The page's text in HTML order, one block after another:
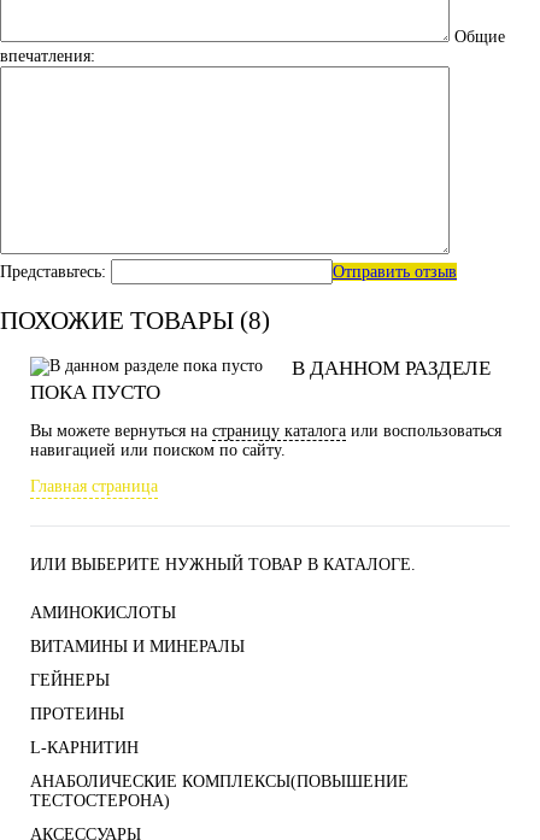
Общие
впечатления:
Представьтесь: Отправить отзыв
ПОХОЖИЕ ТОВАРЫ (8)
В ДАННОМ РАЗДЕЛЕ
ПОКА ПУСТО
Вы можете вернуться на страницу каталога или воспользоваться
навигацией или поиском по сайту.
Главная страница
ИЛИ ВЫБЕРИТЕ НУЖНЫЙ ТОВАР В КАТАЛОГЕ.
АМИНОКИСЛОТЫ
ВИТАМИНЫ И МИНЕРАЛЫ
ГЕЙНЕРЫ
ПРОТЕИНЫ
L-КАРНИТИН
АНАБОЛИЧЕСКИЕ КОМПЛЕКСЫ(ПОВЫШЕНИЕ
ТЕСТОСТЕРОНА)
АКСЕССУАРЫ